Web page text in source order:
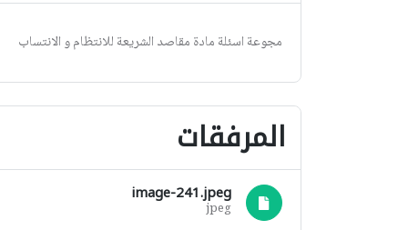
مجوعة اسئلة مادة مقاصد الشريعة للانتظام و الانتساب
المرفقات
image-241.jpeg
jpeg